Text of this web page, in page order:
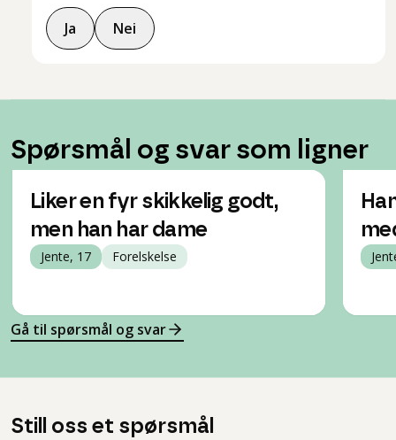
Ja Nei
Spørsmål og svar som ligner
Liker en fyr skikkelig godt,
men han har dame
Jente, 17 Forelskelse
Gå til spørsmål og svar
Still oss et spørsmål